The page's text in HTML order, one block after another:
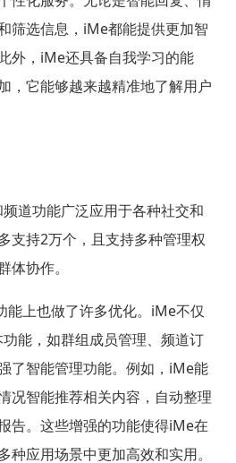
筛选信息，iMe都能提供更加智
外，iMe还具备自我学习的能
，它能够越来越精准地了解用户
道功能广泛应用于各种社交和
支持2万个，且支持多种管理权
体协作。
能上也做了许多优化。iMe不仅
能，如群组成员管理、频道订
了智能管理功能。例如，iMe能
况智能推荐相关内容，自动整理
告。这些增强的功能使得iMe在
种应用场景中更加高效和实用。